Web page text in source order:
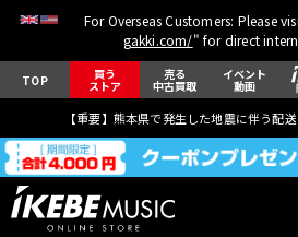
For Overseas Customers: Please
gakki.com/" for direct
TOP 買う
ストア
売る
中古買取
イベント
動画
【重要】熊本県で発生した地震に伴う配